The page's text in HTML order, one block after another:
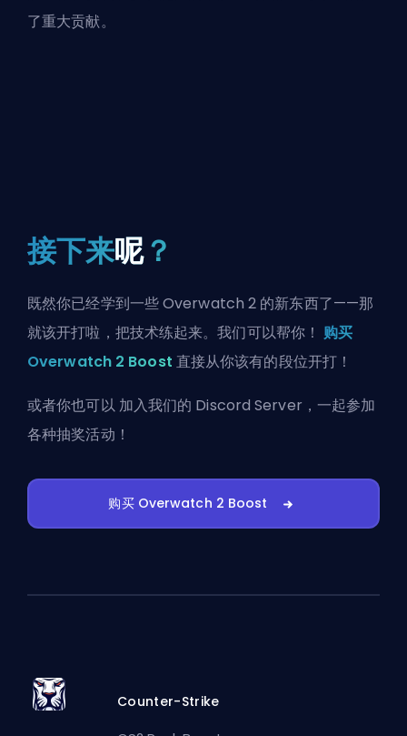
了重大贡献。
接下来呢？
既然你已经学到一些 Overwatch 2 的新东西了——那
就该开打啦，把技术练起来。我们可以帮你！购买
Overwatch 2 Boost 直接从你该有的段位开打！
或者你也可以 加入我们的 Discord Server ，一起参加
各种抽奖活动！
购买 Overwatch 2 Boost
Counter-Strike